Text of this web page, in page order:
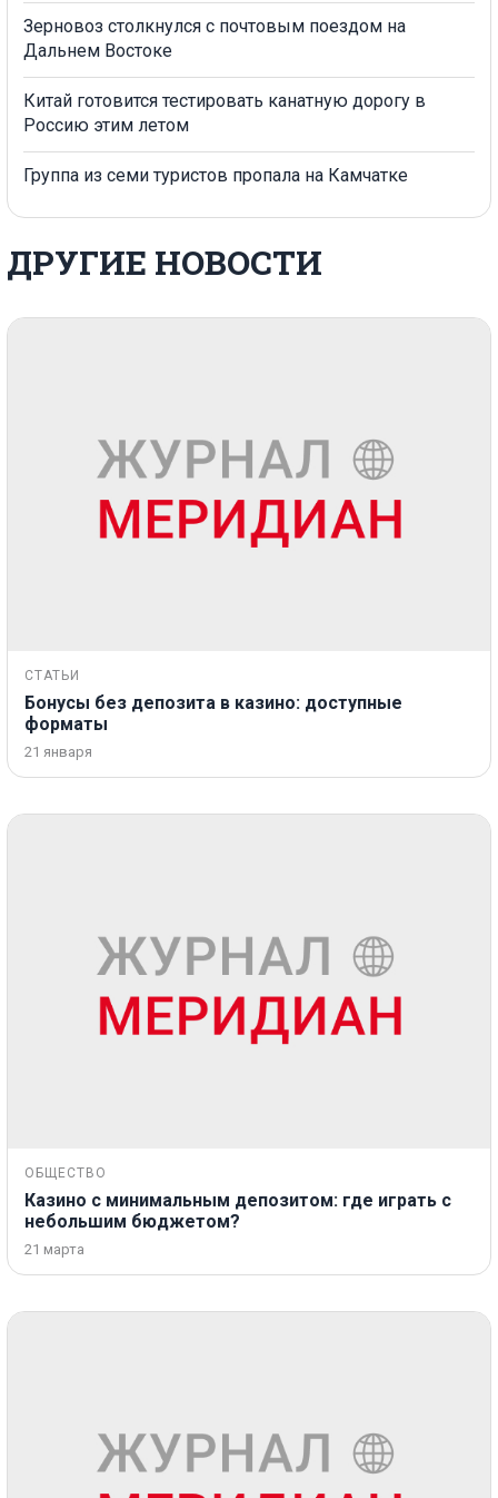
Зерновоз столкнулся с почтовым поездом на
Дальнем Востоке
Китай готовится тестировать канатную дорогу в
Россию этим летом
Группа из семи туристов пропала на Камчатке
ДРУГИЕ НОВОСТИ
СТАТЬИ
Бонусы без депозита в казино: доступные
форматы
21 января
ОБЩЕСТВО
Казино с минимальным депозитом: где играть с
небольшим бюджетом?
21 марта